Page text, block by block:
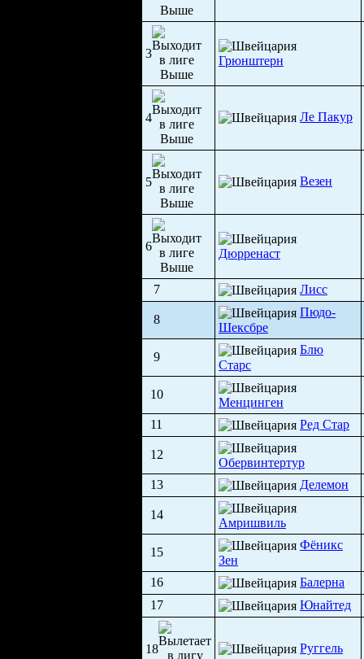
3
Грюнштерн
4 Ле Пакур
5 Везен
6
Дюрренаст
7 Лисс
8
Пюдо-
Шексбре
9
Блю
Старс
10
Менцинген
11
Ред Стар
12
Обервинтертур
13
Делемон
14
Амришвиль
15
Фёникс
Зен
16
Балерна
17
Юнайтед
18 Руггель